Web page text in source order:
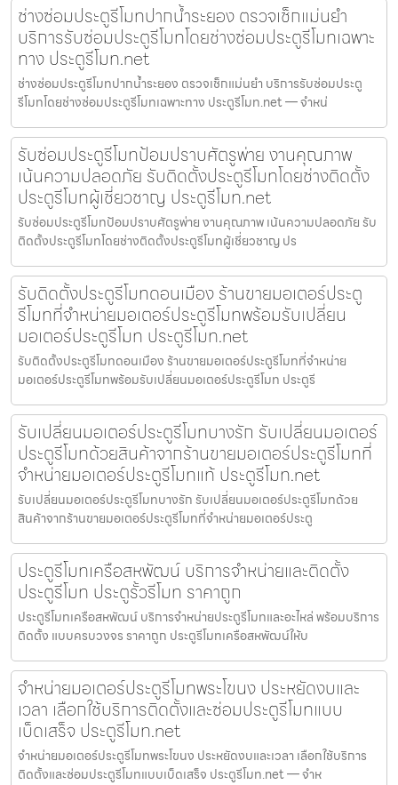
ช่างซ่อมประตูรีโมทปากน้ำระยอง ตรวจเช็กแม่นยำ
บริการรับซ่อมประตูรีโมทโดยช่างซ่อมประตูรีโมทเฉพาะ
ทาง ประตูรีโมท.net
ช่างซ่อมประตูรีโมทปากน้ำระยอง ตรวจเช็กแม่นยำ บริการรับซ่อมประตู
รีโมทโดยช่างซ่อมประตูรีโมทเฉพาะทาง ประตูรีโมท.net — จำหน่
รับซ่อมประตูรีโมทป้อมปราบศัตรูพ่าย งานคุณภาพ
เน้นความปลอดภัย รับติดตั้งประตูรีโมทโดยช่างติดตั้ง
ประตูรีโมทผู้เชี่ยวชาญ ประตูรีโมท.net
รับซ่อมประตูรีโมทป้อมปราบศัตรูพ่าย งานคุณภาพ เน้นความปลอดภัย รับ
ติดตั้งประตูรีโมทโดยช่างติดตั้งประตูรีโมทผู้เชี่ยวชาญ ปร
รับติดตั้งประตูรีโมทดอนเมือง ร้านขายมอเตอร์ประตู
รีโมทที่จำหน่ายมอเตอร์ประตูรีโมทพร้อมรับเปลี่ยน
มอเตอร์ประตูรีโมท ประตูรีโมท.net
รับติดตั้งประตูรีโมทดอนเมือง ร้านขายมอเตอร์ประตูรีโมทที่จำหน่าย
มอเตอร์ประตูรีโมทพร้อมรับเปลี่ยนมอเตอร์ประตูรีโมท ประตูรี
รับเปลี่ยนมอเตอร์ประตูรีโมทบางรัก รับเปลี่ยนมอเตอร์
ประตูรีโมทด้วยสินค้าจากร้านขายมอเตอร์ประตูรีโมทที่
จำหน่ายมอเตอร์ประตูรีโมทแท้ ประตูรีโมท.net
รับเปลี่ยนมอเตอร์ประตูรีโมทบางรัก รับเปลี่ยนมอเตอร์ประตูรีโมทด้วย
สินค้าจากร้านขายมอเตอร์ประตูรีโมทที่จำหน่ายมอเตอร์ประตู
ประตูรีโมทเครือสหพัฒน์ บริการจำหน่ายและติดตั้ง
ประตูรีโมท ประตูรั้วรีโมท ราคาถูก
ประตูรีโมทเครือสหพัฒน์ บริการจำหน่ายประตูรีโมทและอะไหล่ พร้อมบริการ
ติดตั้ง แบบครบวงจร ราคาถูก ประตูรีโมทเครือสหพัฒน์ให้บ
จำหน่ายมอเตอร์ประตูรีโมทพระโขนง ประหยัดงบและ
เวลา เลือกใช้บริการติดตั้งและซ่อมประตูรีโมทแบบ
เบ็ดเสร็จ ประตูรีโมท.net
จำหน่ายมอเตอร์ประตูรีโมทพระโขนง ประหยัดงบและเวลา เลือกใช้บริการ
ติดตั้งและซ่อมประตูรีโมทแบบเบ็ดเสร็จ ประตูรีโมท.net — จำห